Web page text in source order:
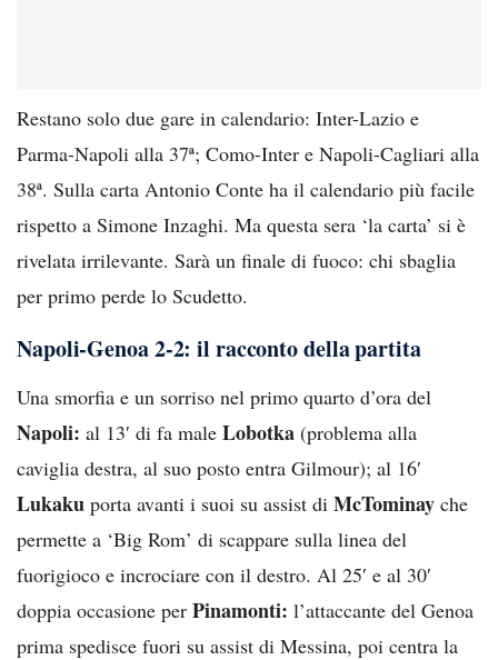
Restano solo due gare in calendario: Inter-Lazio e
Parma-Napoli alla 37ª; Como-Inter e Napoli-Cagliari alla
38ª. Sulla carta Antonio Conte ha il calendario più facile
rispetto a Simone Inzaghi. Ma questa sera ‘la carta’ si è
rivelata irrilevante. Sarà un finale di fuoco: chi sbaglia
per primo perde lo Scudetto.
Napoli-Genoa 2-2: il racconto della partita
Una smorfia e un sorriso nel primo quarto d’ora del
Napoli: al 13′ di fa male Lobotka (problema alla
caviglia destra, al suo posto entra Gilmour); al 16′
Lukaku porta avanti i suoi su assist di McTominay che
permette a ‘Big Rom’ di scappare sulla linea del
fuorigioco e incrociare con il destro. Al 25′ e al 30′
doppia occasione per Pinamonti: l’attaccante del Genoa
prima spedisce fuori su assist di Messina, poi centra la